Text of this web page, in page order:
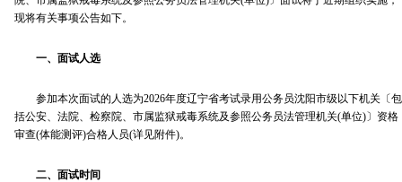
现将有关事项公告如下。
一、面试人选
参加本次面试的人选为2026年度辽宁省考试录用公务员沈阳市级以下机关〔包
括公安、法院、检察院、市属监狱戒毒系统及参照公务员法管理机关(单位)〕资格
审查(体能测评)合格人员(详见附件)。
二、面试时间